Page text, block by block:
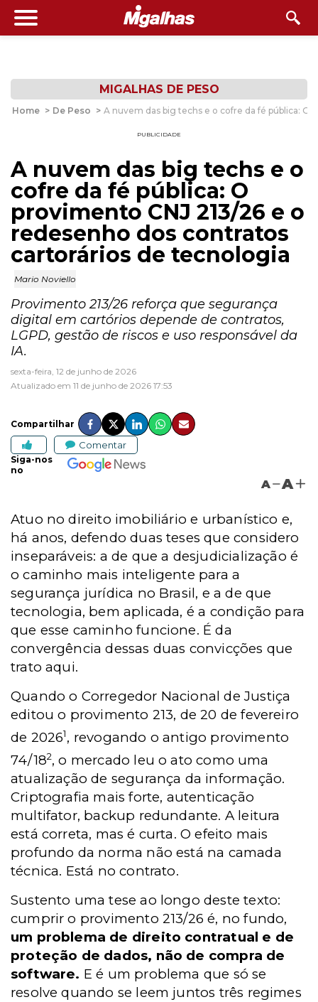
MIGALHAS DE PESO
Home > De Peso > A nuvem das big techs e o cofre da fé pública:
PUBLICIDADE
A nuvem das big techs e o
cofre da fé pública: O
provimento CNJ 213/26 e o
redesenho dos contratos
cartorários de tecnologia
Mario Noviello
Provimento 213/26 reforça que segurança
digital em cartórios depende de contratos,
LGPD, gestão de riscos e uso responsável da
IA.
sexta-feira, 12 de junho de 2026
Atualizado em 11 de junho de 2026 17:53
Compartilhar
Comentar
Siga-nos
no
A A
Atuo no direito imobiliário e urbanístico e,
há anos, defendo duas teses que considero
inseparáveis: a de que a desjudicialização é
o caminho mais inteligente para a
segurança jurídica no Brasil, e a de que
tecnologia, bem aplicada, é a condição para
que esse caminho funcione. É da
convergência dessas duas convicções que
trato aqui.
Quando o Corregedor Nacional de Justiça
editou o provimento 213, de 20 de fevereiro
de 20261, revogando o antigo provimento
74/182, o mercado leu o ato como uma
atualização de segurança da informação.
Criptografia mais forte, autenticação
multifator, backup redundante. A leitura
está correta, mas é curta. O efeito mais
profundo da norma não está na camada
técnica. Está no contrato.
Sustento uma tese ao longo deste texto:
cumprir o provimento 213/26 é, no fundo,
um problema de direito contratual e de
proteção de dados, não de compra de
software. E é um problema que só se
resolve quando se leem juntos três regimes